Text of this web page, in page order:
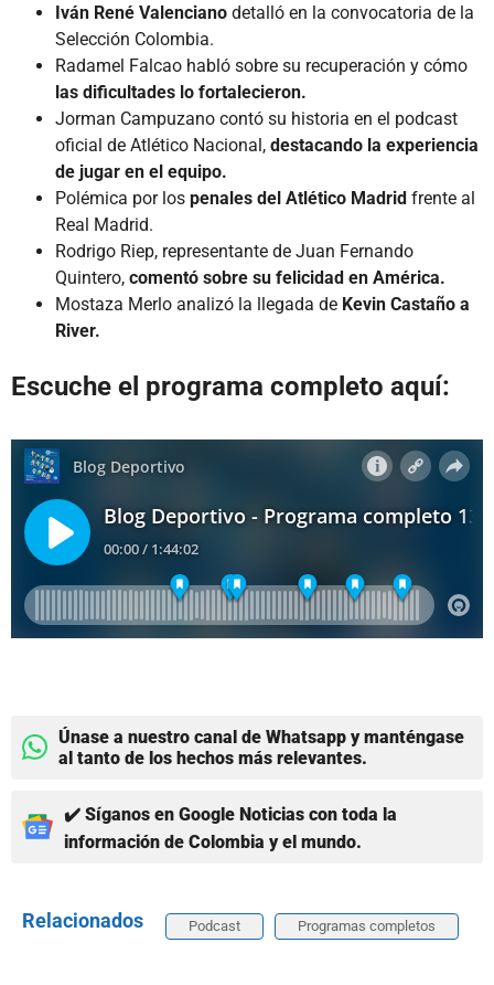
Iván René Valenciano detalló en la convocatoria de la
Selección Colombia.
Radamel Falcao habló sobre su recuperación y cómo
las dificultades lo fortalecieron.
Jorman Campuzano contó su historia en el podcast
oficial de Atlético Nacional, destacando la experiencia
de jugar en el equipo.
Polémica por los penales del Atlético Madrid frente al
Real Madrid.
Rodrigo Riep, representante de Juan Fernando
Quintero, comentó sobre su felicidad en América.
Mostaza Merlo analizó la llegada de Kevin Castaño a
River.
Escuche el programa completo aquí:
Únase a nuestro canal de Whatsapp y manténgase
al tanto de los hechos más relevantes.
✔️ Síganos en Google Noticias con toda la
información de Colombia y el mundo.
Relacionados Podcast Programas completos